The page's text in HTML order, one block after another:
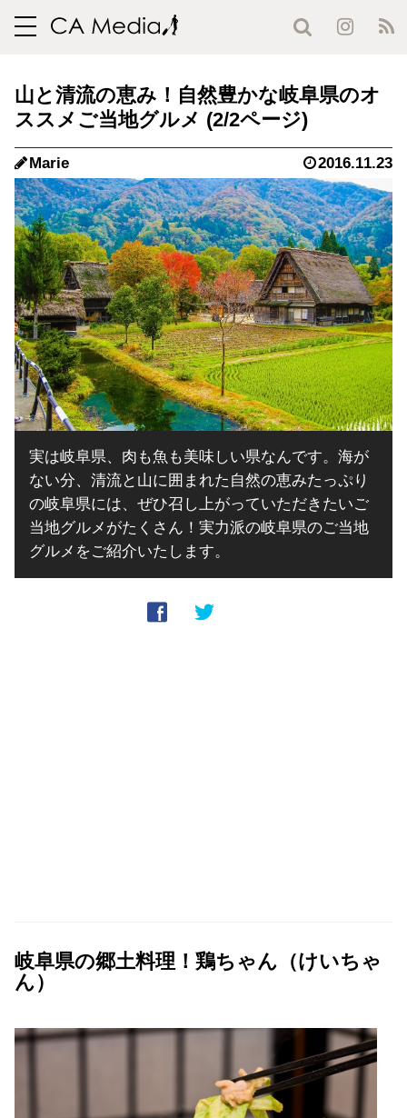
toggle
山と清流の恵み！自然豊かな岐阜県のオ
ススメご当地グルメ (2/2ページ)
Marie 2016.11.23
実は岐阜県、肉も魚も美味しい県なんです。海が
ない分、清流と山に囲まれた自然の恵みたっぷり
の岐阜県には、ぜひ召し上がっていただきたいご
当地グルメがたくさん！実力派の岐阜県のご当地
グルメをご紹介いたします。
岐阜県の郷土料理！鶏ちゃん（けいちゃ
ん）